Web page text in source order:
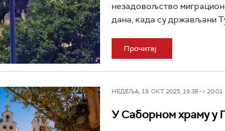
незадовољство
дана, када су држављани
Прочитај
НЕДЕЉА, 19. ОКТ 2025, 19:38 -> 20:01
У Саборном храму у